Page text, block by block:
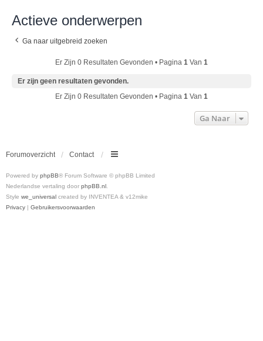
Actieve onderwerpen
Ga naar uitgebreid zoeken
Er Zijn 0 Resultaten Gevonden • Pagina 1 Van 1
Er zijn geen resultaten gevonden.
Er Zijn 0 Resultaten Gevonden • Pagina 1 Van 1
Ga Naar
Forumoverzicht Contact
Powered by phpBB® Forum Software © phpBB Limited
Nederlandse vertaling door phpBB.nl.
Style we_universal created by INVENTEA & v12mike
Privacy | Gebruikersvoorwaarden